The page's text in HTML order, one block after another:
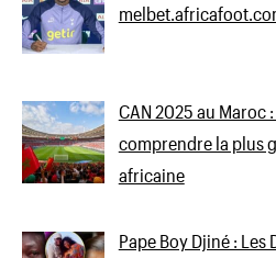
CAN 2025 au Maroc
comprendre la plus
africaine
Pape Boy Djiné : Les